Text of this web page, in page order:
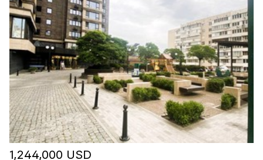
1,244,000 USD